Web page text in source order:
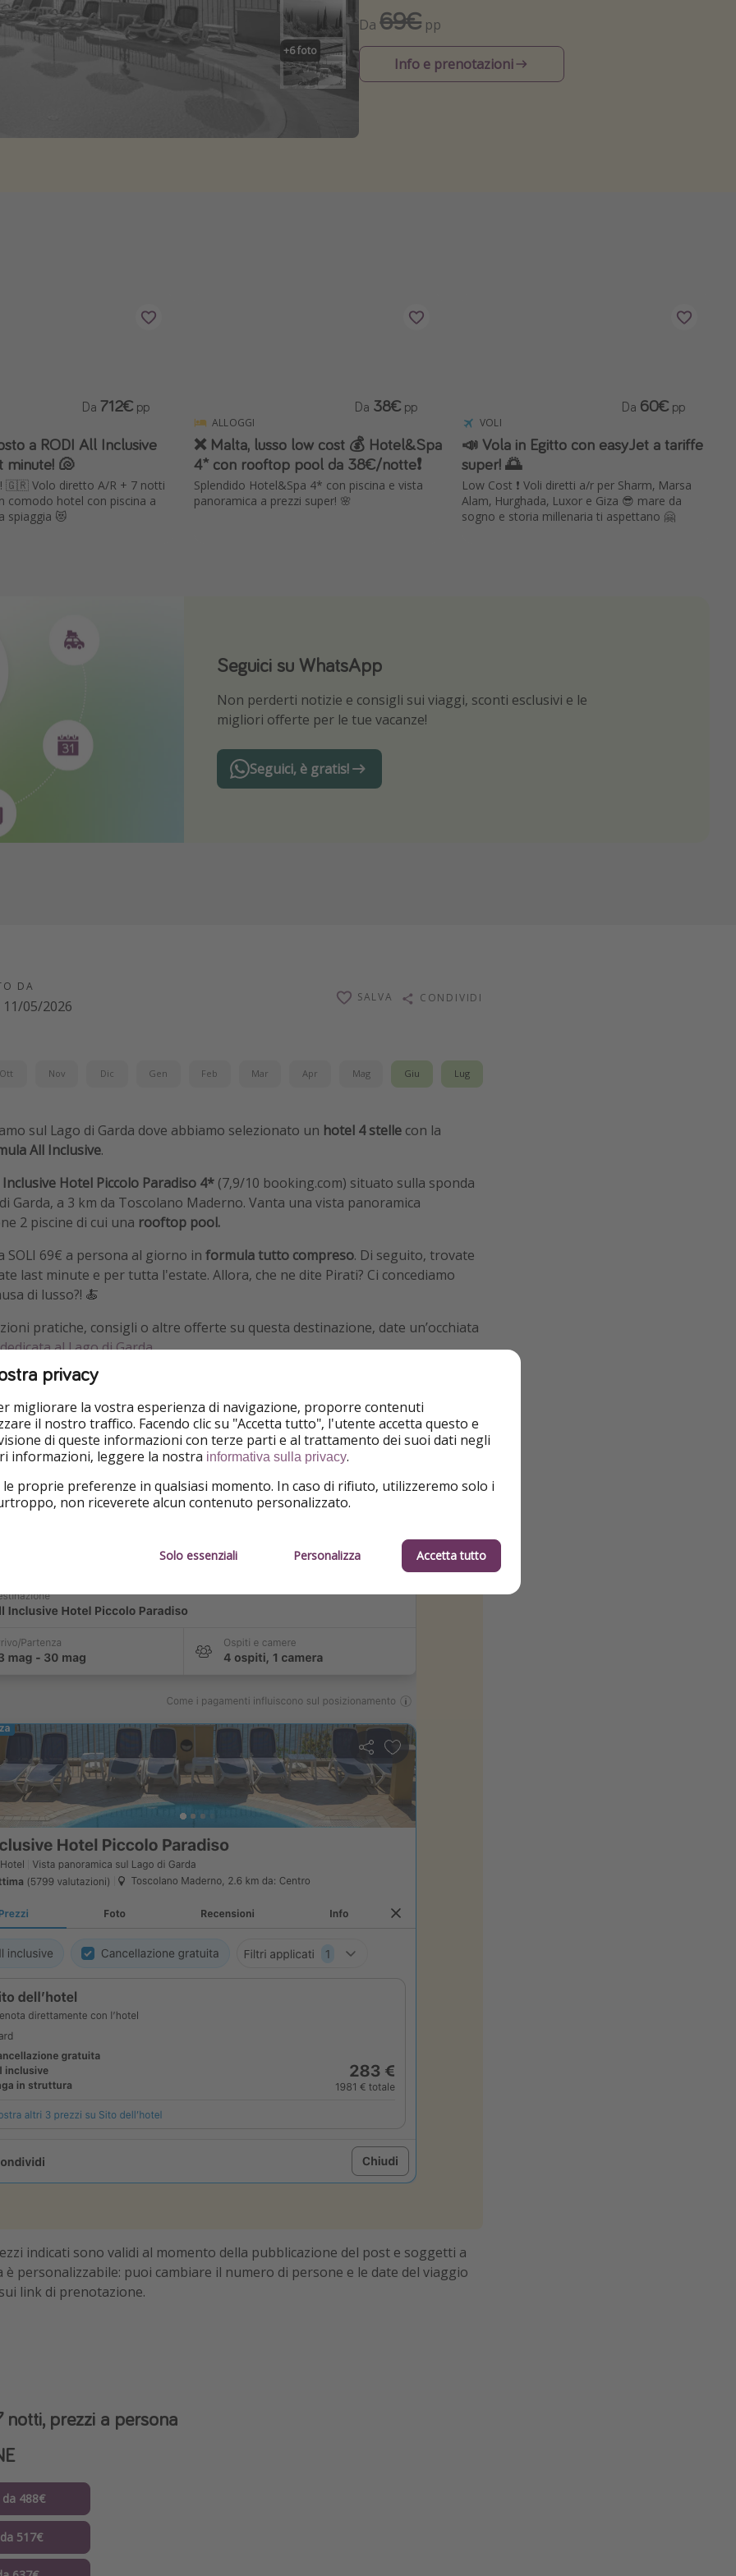
+6foto
Da69€ pp
Info e prenotazioni
a RODI All Inclusive
minute! 🐚
🇬🇷 Volo diretto A/R + 7 notti
comodo hotel con piscina a
spiaggia 😻
Da 712€ pp
ALLOGGI
❌ Malta, lusso low cost 💰 Hotel&Spa
4* con rooftop pool da 38€/notte❗️
Splendido Hotel&Spa 4* con piscina e vista
panoramica a prezzi super! 🌸
Da 38€ pp
VOLI
📣 Vola in Egitto con easyJet a tariffe
super! 🌅
Low Cost ❗️ Voli diretti a/r per Sharm, Marsa
Alam, Hurghada, Luxor e Giza 😎 mare da
sogno e storia millenaria ti aspettano 🤗
Da 60€ pp
Seguici su WhatsApp
Non perderti notizie e consigli sui viaggi, sconti esclusivi e le
migliori offerte per le tue vacanze!
Seguici, è gratis!
Scarica la nostra App
Sii il primo a conoscere le migliori offerte di viaggio
DA
11/05/2026
SALVA CONDIVIDI
Ott Nov Dic Gen Feb Mar Apr Mag Giu Lug
sul Lago di Garda dove abbiamo selezionato un hotel 4 stelle con la
All Inclusive.
Inclusive Hotel Piccolo Paradiso 4* (7,9/10 booking.com) situato sulla sponda
Garda, a 3 km da Toscolano Maderno. Vanta una vista panoramica
2 piscine di cui una rooftop pool.
SOLI 69€ a persona al giorno in formula tutto compreso. Di seguito, trovate
last minute e per tutta l'estate. Allora, che ne dite Pirati? Ci concediamo
di lusso?! 🍝
pratiche, consigli o altre offerte su questa destinazione, date un’occhiata
al Lago di Garda.
persona a notte
indicati sono validi al momento della pubblicazione del post e soggetti a
personalizzabile: puoi cambiare il numero di persone e le date del viaggio
link di prenotazione.
notti, prezzi a persona
488€
517€
privacy
migliorare la vostra esperienza di navigazione, proporre contenuti
il nostro traffico. Facendo clic su "Accetta tutto", l'utente accetta questo e
di queste informazioni con terze parti e al trattamento dei suoi dati negli
informazioni, leggere la nostra informativa sulla privacy.
le proprie preferenze in qualsiasi momento. In caso di rifiuto, utilizzeremo solo i
non riceverete alcun contenuto personalizzato.
Solo essenziali Personalizza Accetta tutto